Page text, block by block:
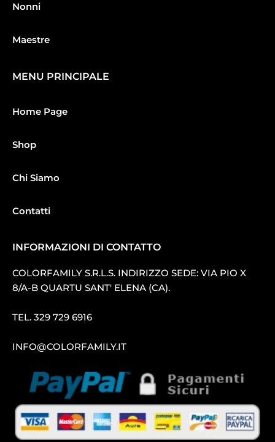
Nonni
Maestre
MENU PRINCIPALE
Home Page
Shop
Chi Siamo
Contatti
INFORMAZIONI DI CONTATTO
COLORFAMILY S.R.L.S. INDIRIZZO SEDE: VIA PIO X
8/A-B QUARTU SANT′ ELENA (CA).
TEL. 329 729 6916
INFO@COLORFAMILY.IT